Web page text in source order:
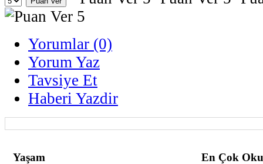
Yorumlar (0)
Yorum Yaz
Tavsiye Et
Haberi Yazdir
Yaşam En Çok